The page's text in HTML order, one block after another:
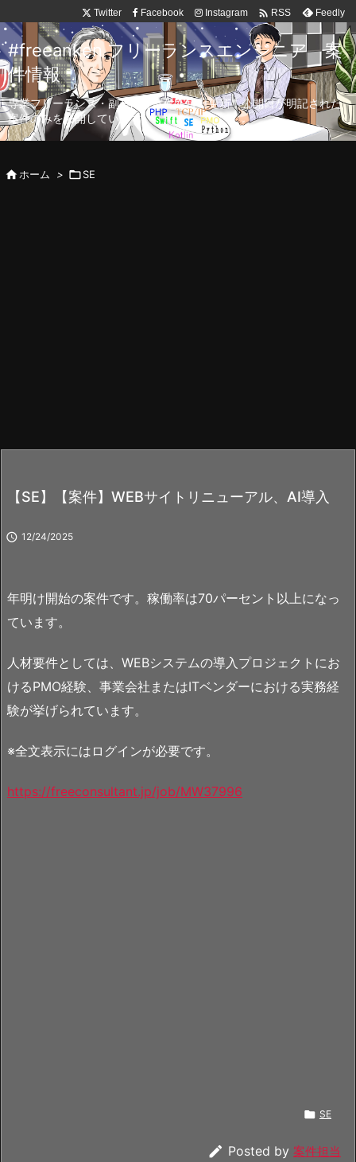
Twitter Facebook Instagram  RSS Feedly
#freeanken フリーランスエンジニア 案
件情報
専業フリーランス・副業向け案件を毎日更新！公開日が明記された
案件のみを公開しています。
ホーム > SE
【SE】【案件】WEBサイトリニューアル、AI導入
 12/24/2025
年明け開始の案件です。稼働率は70パーセント以上になっ
ています。
人材要件としては、WEBシステムの導入プロジェクトにお
けるPMO経験、事業会社またはITベンダーにおける実務経
験が挙げられています。
※全文表示にはログインが必要です。
https://freeconsultant.jp/job/MW37996
 SE
 Posted by 案件担当